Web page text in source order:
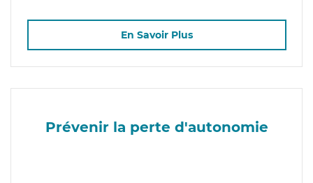
En Savoir Plus
Prévenir la perte d'autonomie